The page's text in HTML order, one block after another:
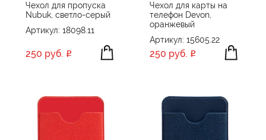
Чехол для пропуска
Nubuk, светло-серый
Артикул: 18098.11
250 руб.
Чехол для карты на
телефон Devon,
оранжевый
Артикул: 15605.22
250 руб.